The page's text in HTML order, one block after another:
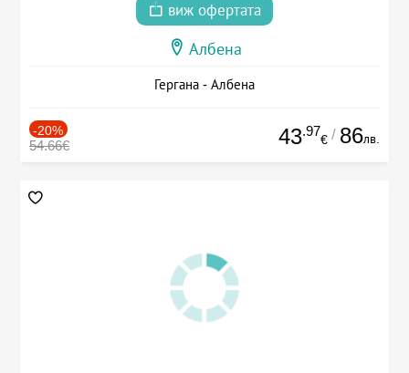
виж офертата
Албена
Гергана - Албена
-20%
54.66€ 43.97
€ / 86лв.